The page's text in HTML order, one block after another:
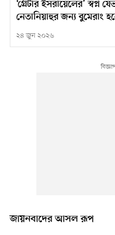
‘গ্রেটার ইসরায়েলের’ স্বপ্ন
নেতানিয়াহুর জন্য বুমেরাং
২৪ জুন ২০২৬
জায়নবাদের আসল রূপ